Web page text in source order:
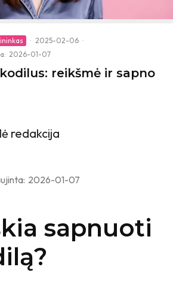
· 2025-02-06 ·
2026-01-07
reikšmė ir sapno
redakcija
2026-01-07
sapnuoti